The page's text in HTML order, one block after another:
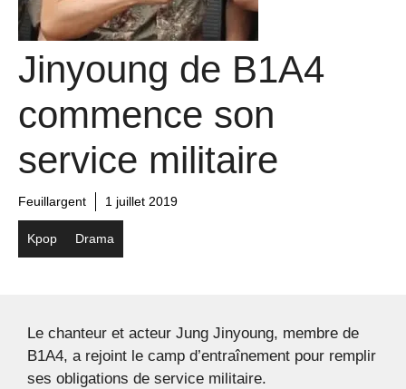
Jinyoung de B1A4
commence son
service militaire
Feuillargent 1 juillet 2019
Kpop Drama
Le chanteur et acteur Jung Jinyoung, membre de
B1A4, a rejoint le camp d’entraînement pour remplir
ses obligations de service militaire.